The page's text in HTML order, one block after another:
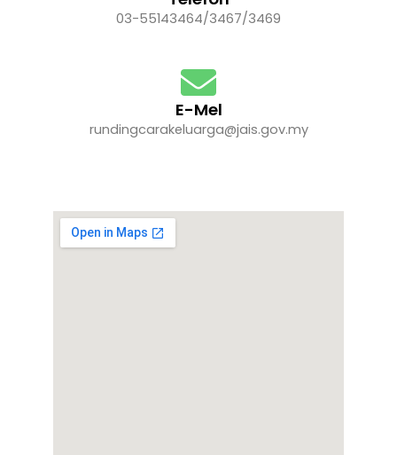
03-55143464/3467/3469
E-Mel
rundingcarakeluarga@jais.gov.my